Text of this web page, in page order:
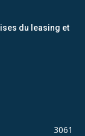
du leasing et
3061